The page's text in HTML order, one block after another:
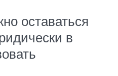
оставаться
в